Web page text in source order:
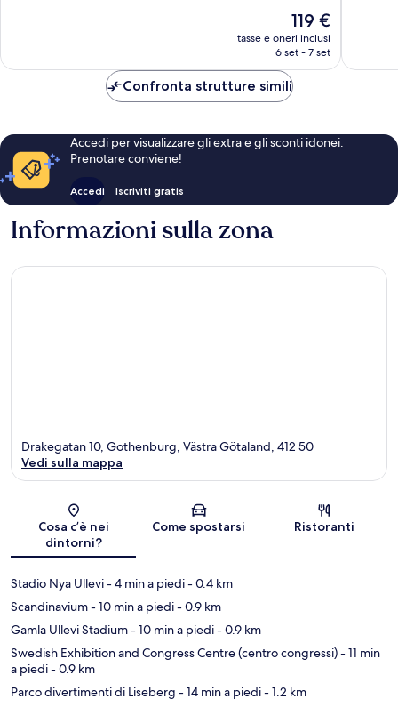
Il
prezzo
attuale
119 €
119 €
tasse e oneri inclusi
6 set - 7 set
Confronta strutture simili
Accedi per visualizzare gli extra e gli sconti idonei.
Prenotare conviene!
Accedi Iscriviti gratis
Informazioni sulla zona
Mappa
Drakegatan 10, Gothenburg, Västra Götaland, 412 50
Vedi sulla mappa
Cosa c’è nei
dintorni?
Come spostarsi Ristoranti
Stadio Nya Ullevi- 4 min a piedi- 0.4 km
Scandinavium- 10 min a piedi- 0.9 km
Gamla Ullevi Stadium- 10 min a piedi- 0.9 km
Swedish Exhibition and Congress Centre (centro congressi)- 11 min
a piedi- 0.9 km
Parco divertimenti di Liseberg - 14 min a piedi- 1.2 km